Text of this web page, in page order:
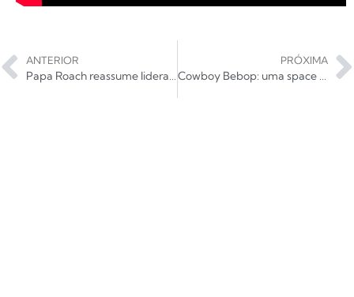
ANTERIOR
Papa Roach reassume liderança com Born for Greatness
PRÓXIMA
Cowboy Bebop: uma space opera ao som de jazz e blues